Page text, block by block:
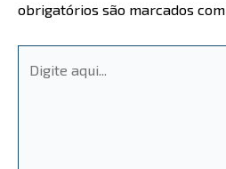
obrigatórios são marcados com
aqui...